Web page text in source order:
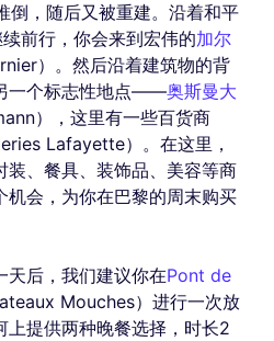
倒，随后又被重建。沿着和平
前行，你会来到宏伟的加尔
）。然后沿着建筑物的背
一个标志性地点——奥斯曼大
），这里有一些百货商
Lafayette）。在这里，
装、餐具、装饰品、美容等商
机会，为你在巴黎的周末购买
天后，我们建议你在Pont de
Mouches）进行一次放
上提供两种晚餐选择，时长2